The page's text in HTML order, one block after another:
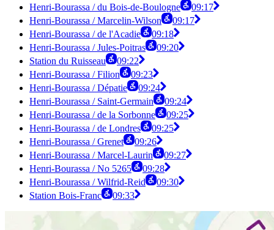
Henri-Bourassa / du Bois-de-Boulogne
09:17
Henri-Bourassa / Marcelin-Wilson
09:17
Henri-Bourassa / de l'Acadie
09:18
Henri-Bourassa / Jules-Poitras
09:20
Station du Ruisseau
09:22
Henri-Bourassa / Filion
09:23
Henri-Bourassa / Dépatie
09:24
Henri-Bourassa / Saint-Germain
09:24
Henri-Bourassa / de la Sorbonne
09:25
Henri-Bourassa / de Londres
09:25
Henri-Bourassa / Grenet
09:26
Henri-Bourassa / Marcel-Laurin
09:27
Henri-Bourassa / No 5265
09:28
Henri-Bourassa / Wilfrid-Reid
09:30
Station Bois-Franc
09:33